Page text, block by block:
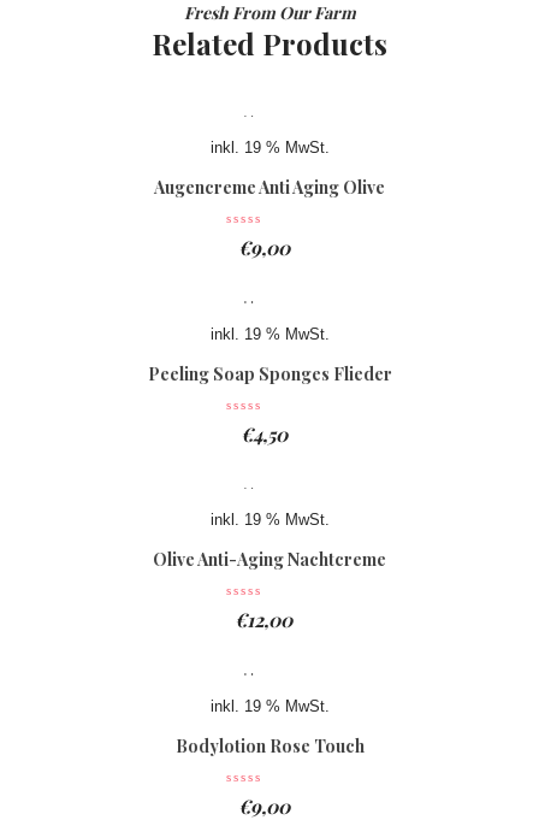
Related Products
Fresh From Our Farm
inkl. 19 % MwSt.
Augencreme Anti Aging Olive
€9,00
inkl. 19 % MwSt.
Peeling Soap Sponges Flieder
€4,50
inkl. 19 % MwSt.
Olive Anti-Aging Nachtcreme
€12,00
inkl. 19 % MwSt.
Bodylotion Rose Touch
€9,00